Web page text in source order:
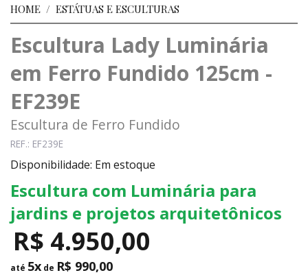
HOME / ESTÁTUAS E ESCULTURAS
Escultura Lady Luminária
em Ferro Fundido 125cm -
EF239E
Escultura de Ferro Fundido
REF.: EF239E
Disponibilidade: Em estoque
Escultura com Luminária para
jardins e projetos arquitetônicos
R$ 4.950,00
até 5x de R$ 990,00